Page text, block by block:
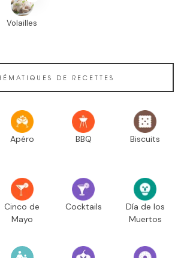
Volailles
DE RECETTES
Apéro BBQ Biscuits
Cinco de
Mayo
Cocktails
Día de los
Muertos